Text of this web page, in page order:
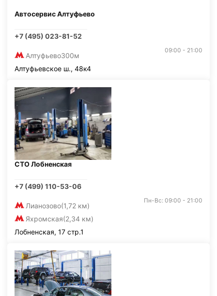
Автосервис Алтуфьево
+7 (495) 023-81-52
Алтуфьево300м
09:00 - 21:00
Алтуфьевское ш., 48к4
СТО Лобненская
+7 (499) 110-53-06
Лианозово(1,72 км)
Яхромская(2,34 км)
Пн-Вс: 09:00 - 21:00
Лобненская, 17 стр.1